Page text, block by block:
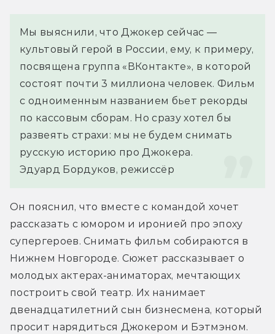
Мы выяснили, что Джокер сейчас —
культовый герой в России, ему, к примеру,
посвящена группа «ВКонтакте», в которой
состоят почти 3 миллиона человек. Фильм
с одноименным названием бьет рекорды
по кассовым сборам. Но сразу хотел бы
развеять страхи: мы не будем снимать
русскую историю про Джокера.
Эдуард Бордуков, режиссёр
Он пояснил, что вместе с командой хочет
рассказать с юмором и иронией про эпоху
супергероев. Снимать фильм собираются в
Нижнем Новгороде. Сюжет рассказывает о
молодых актерах-аниматорах, мечтающих
построить свой театр. Их нанимает
двенадцатилетний сын бизнесмена, который
просит нарядиться Джокером и Бэтмэном.